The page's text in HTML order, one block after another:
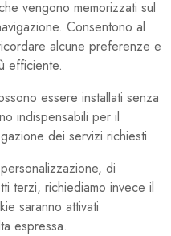
vengono memorizzati sul
Consentono al
alcune preferenze e
efficiente.
essere installati senza
indispensabili per il
dei servizi richiesti.
di
terzi, richiediamo invece il
saranno attivati
espressa.